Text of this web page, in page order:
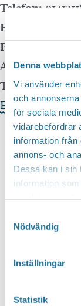
Denna
Vi använder
och
för sociala
vidarebefordrar
information från
annons- och
Dessa kan i sin
information
Nödvändig
Inställningar
Statistik
Telefon:
E-mail:
Pris:
Arrangör:
Evenemangets